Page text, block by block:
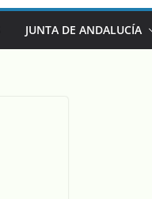
JUNTA DE ANDALUCÍA